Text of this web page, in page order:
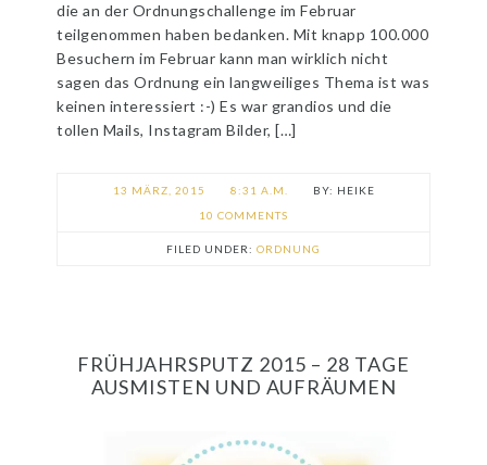
die an der Ordnungschallenge im Februar
teilgenommen haben bedanken. Mit knapp 100.000
Besuchern im Februar kann man wirklich nicht
sagen das Ordnung ein langweiliges Thema ist was
keinen interessiert :-) Es war grandios und die
tollen Mails, Instagram Bilder, […]
13 MÄRZ, 2015 8:31 A.M.
HEIKE
10 COMMENTS
FILED UNDER: ORDNUNG
FRÜHJAHRSPUTZ 2015 – 28 TAGE
AUSMISTEN UND AUFRÄUMEN